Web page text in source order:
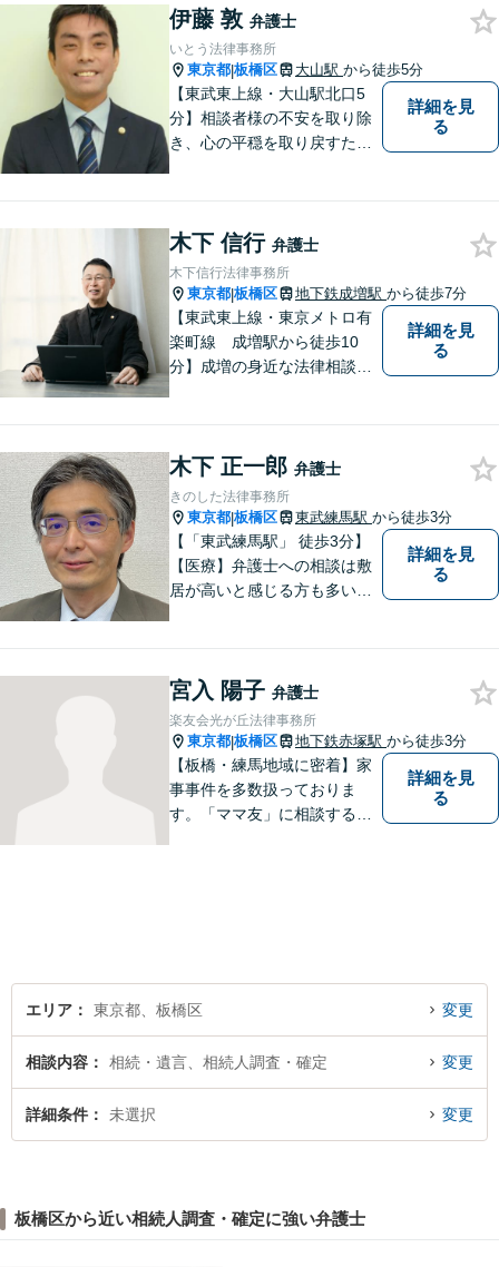
伊藤 敦 弁護士
いとう法律事務所
東京都|板橋区 大山駅 から徒歩5分
【東武東上線・大山駅北口5
分】相談者様の不安を取り除
き、心の平穏を取り戻すため
の実務経験を有し、不動産登
記・商業登記といった登記業
務にも精通【宅建資格保有】
詳細を見
る
木下 信行 弁護士
木下信行法律事務所
東京都|板橋区 地下鉄成増駅 から徒歩7分
【東武東上線・東京メトロ有
楽町線 成増駅から徒歩10
分】成増の身近な法律相談所
詳細を見
る
木下 正一郎 弁護士
きのした法律事務所
東京都|板橋区 東武練馬駅 から徒歩3分
【「東武練馬駅」 徒歩3分】
【医療】弁護士への相談は敷
居が高いと感じる方も多いか
目指すサービスを提供してい
ます。 何か困ったことがあれ
ば、まずはお気軽にご相談く
ださい。
詳細を見
る
宮入 陽子 弁護士
楽友会光が丘法律事務所
東京都|板橋区 地下鉄赤塚駅 から徒歩3分
【板橋・練馬地域に密着】家
事事件を多数扱っておりま
す。「ママ友」に相談するよ
詳細を見
る
エリア 東京都、板橋区 変更
相談内容 相続・遺言、相続人調査・確定 変更
詳細条件 未選択 変更
板橋区から近い相続人調査・確定に強い弁護士